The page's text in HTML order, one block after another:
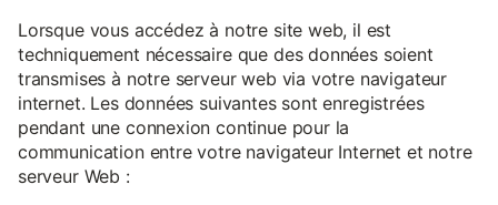
Lorsque vous accédez à notre site web, il est
techniquement nécessaire que des données soient
transmises à notre serveur web via votre navigateur
internet. Les données suivantes sont enregistrées
pendant une connexion continue pour la
communication entre votre navigateur Internet et notre
serveur Web :